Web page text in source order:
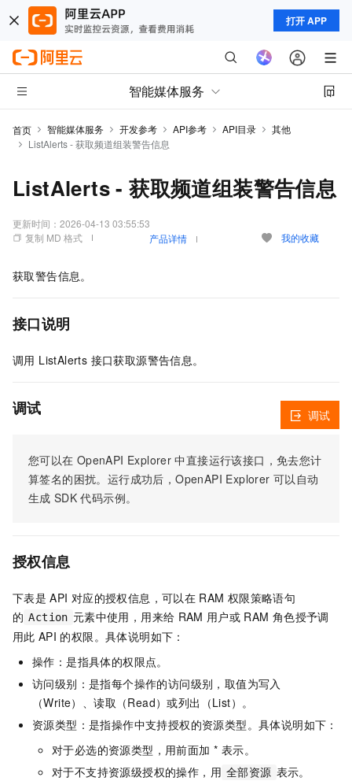
打开 APP
智能媒体服务
首页 智能媒体服务 开发参考 API参考 API目录
其他
ListAlerts - 获取频道组装警告信息
ListAlerts - 获取频道组装警告信息
更新时间： 2026-04-13 03:55:53
复制 MD 格式
产品详情 我的收藏
获取警告信息。
接口说明
调用 ListAlerts 接口获取源警告信息。
调试
您可以在 OpenAPI Explorer 中直接运行该接口，免去您计
算签名的困扰。运行成功后，OpenAPI Explorer 可以自动
生成 SDK 代码示例。
调试
授权信息
下表是 API 对应的授权信息，可以在 RAM 权限策略语句
的 Action 元素中使用，用来给 RAM 用户或 RAM 角色授予调
用此 API 的权限。具体说明如下：
操作：是指具体的权限点。
访问级别：是指每个操作的访问级别，取值为写入
（Write）、读取（Read）或列出（List）。
资源类型：是指操作中支持授权的资源类型。具体说明如下：
对于必选的资源类型，用前面加 * 表示。
对于不支持资源级授权的操作，用 全部资源 表示。